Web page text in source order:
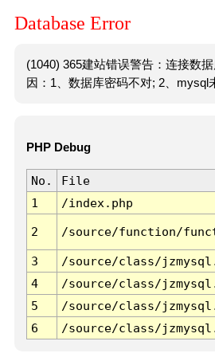
Database Error
(1040) 365建站错误警告：连接数
因：1、数据库密码不对; 2、mysql
PHP Debug
No. File
1
/index.php
2 /source/function/
3 /source/class/
4
/source/class/
5
/source/class/
6
/source/class/